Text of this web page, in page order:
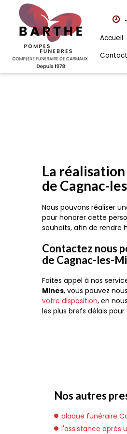
Accueil
Contact
La
de Cagnac-
Nous pouvons réaliser
pour honorer cette
souhaits, afin de rendre
Contactez nous
de Cagnac-les-
Faites appel à nos
Mines, vous pouvez
votre disposition, en
les plus brefs délais
Nos autres
plaque funéraire
l'assistance après